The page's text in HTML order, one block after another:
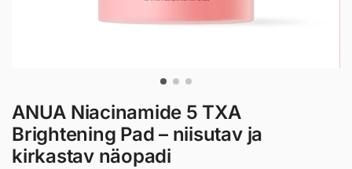
ANUA Niacinamide 5 TXA
Brightening Pad – niisutav ja
kirkastav näopadi